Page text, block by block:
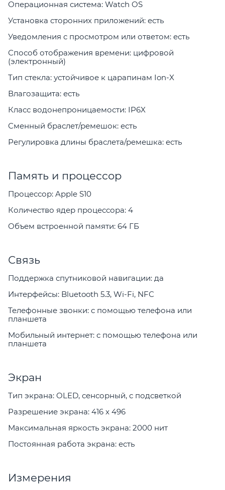
Операционная система: Watch OS
Установка сторонних приложений: есть
Уведомления с просмотром или ответом: есть
Способ отображения времени: цифровой
(электронный)
Тип стекла: устойчивое к царапинам Ion-X
Влагозащита: есть
Класс водонепроницаемости: IP6X
Сменный браслет/ремешок: есть
Регулировка длины браслета/ремешка: есть
Память и процессор
Процессор: Apple S10
Количество ядер процессора: 4
Объем встроенной памяти: 64 ГБ
Связь
Поддержка спутниковой навигации: да
Интерфейсы: Bluetooth 5.3, Wi-Fi, NFC
Телефонные звонки: с помощью телефона или
планшета
Мобильный интернет: с помощью телефона или
планшета
Экран
Тип экрана: OLED, сенсорный, с подсветкой
Разрешение экрана: 416 x 496
Максимальная яркость экрана: 2000 нит
Постоянная работа экрана: есть
Измерения